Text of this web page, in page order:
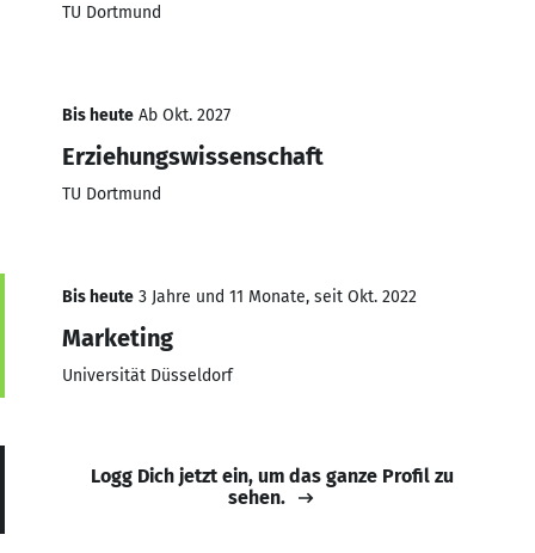
TU Dortmund
Bis heute Ab Okt. 2027
Erziehungswissenschaft
TU Dortmund
Bis heute 3 Jahre und 11 Monate, seit Okt. 2022
Marketing
Universität Düsseldorf
Logg Dich jetzt ein, um das ganze Profil zu
sehen.